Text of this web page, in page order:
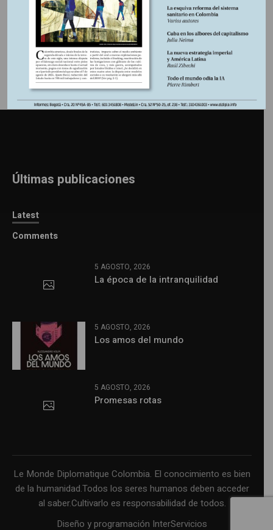
Información adicional
Últimas publicaciones
Latest
Comments
5 AGOSTO, 2026
La época de la intranquilidad
5 AGOSTO, 2026
Los amos del mundo
5 AGOSTO, 2026
Promesas rotas
Le Monde Diplomatique Colombia. El conocimiento es bien
de la humanidad.Todos los seres humanos deben acceder
al saber.Cultivarlo es responsabilidad de todos.
Diseño y programación InterServicios